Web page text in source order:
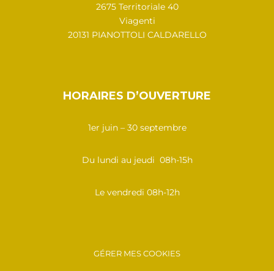
2675 Territoriale 40
Viagenti
20131 PIANOTTOLI CALDARELLO
HORAIRES D’OUVERTURE
1er juin – 30 septembre
Du lundi au jeudi 08h-15h
Le vendredi 08h-12h
GÉRER MES COOKIES